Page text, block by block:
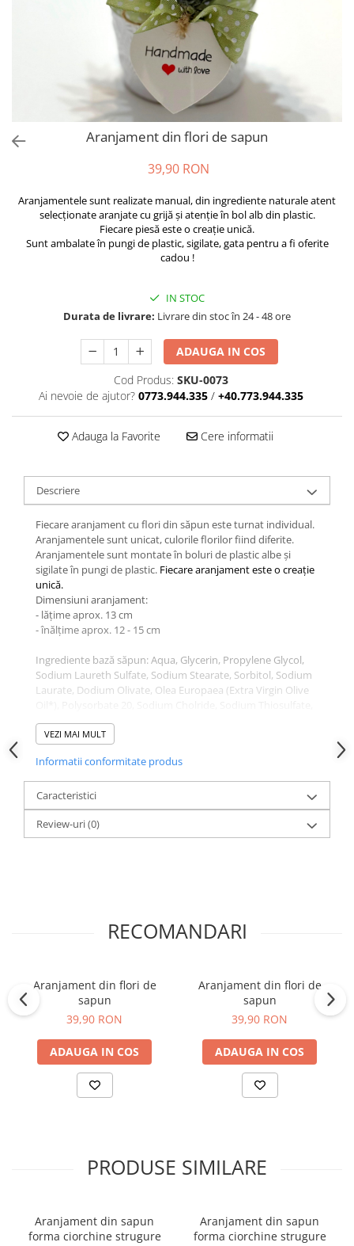
Aranjament din flori de sapun
39,90 RON
Aranjamentele sunt realizate manual, din ingrediente naturale atent
selecționate aranjate cu grijă și atenție în bol alb din plastic.
Fiecare piesă este o creație unică.
Sunt ambalate în pungi de plastic, sigilate, gata pentru a fi oferite
cadou !
IN STOC
Durata de livrare: Livrare din stoc în 24 - 48 ore
ADAUGA IN COS
Cod Produs: SKU-0073
Ai nevoie de ajutor? 0773.944.335 / +40.773.944.335
Adauga la Favorite Cere informatii
Descriere
Fiecare aranjament cu flori din săpun este turnat individual.
Aranjamentele sunt unicat, culorile florilor fiind diferite.
Aranjamentele sunt montate în boluri de plastic albe și
sigilate în pungi de plastic. Fiecare aranjament este o creație
unică.
Dimensiuni aranjament:
- lățime aprox. 13 cm
- înălțime aprox. 12 - 15 cm
Ingrediente bază săpun: Aqua, Glycerin, Propylene Glycol,
Sodium Laureth Sulfate, Sodium Stearate, Sorbitol, Sodium
Laurate, Dodium Olivate, Olea Europaea (Extra Virgin Olive
Etidronic Acid
Produs vândut deAccesoriitopone.ro
Calitate și garanție
Mai multe
informații:0773.944.335/office@accesoriitopone.ro
Prețurile afișate conțin T.V.A.
VEZI MAI MULT
Informatii conformitate produs
Caracteristici
Review-uri(0)
RECOMANDARI
Aranjament din flori de
sapun
39,90 RON
ADAUGA IN COS
Aranjament din flori de
sapun
39,90 RON
ADAUGA IN COS
PRODUSE SIMILARE
Aranjament din sapun
forma ciorchine strugure
Aranjament din sapun
forma ciorchine strugure